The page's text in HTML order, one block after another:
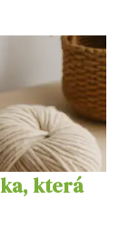
která